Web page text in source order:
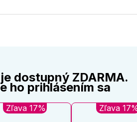
Twitter
dostupný ZDARMA.
ho prihlásením sa
Zľava 17% Zľava